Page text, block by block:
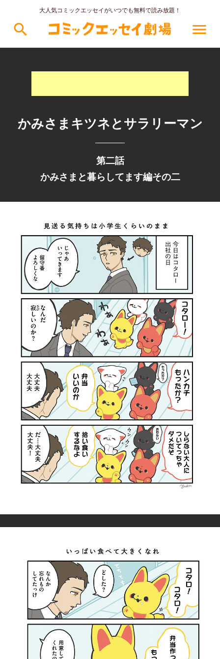
大人気コミックエッセイがいつでも無料で読み放題！
search menu
かみさまキツネとサラリーマン
第二話
かみさまと暮らしてます編その二